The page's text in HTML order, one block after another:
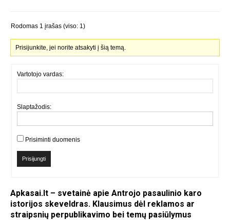
Rodomas 1 įrašas (viso: 1)
Prisijunkite, jei norite atsakyti į šią temą.
Vartotojo vardas:
Slaptažodis:
Prisiminti duomenis
Prisijungti
Apkasai.lt – svetainė apie Antrojo pasaulinio karo
istorijos skeveldras. Klausimus dėl reklamos ar
straipsnių perpublikavimo bei temų pasiūlymus